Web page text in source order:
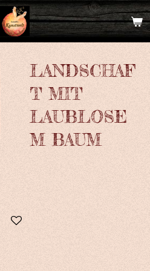
LANDSCHAF
T MIT
LAUBLOSE
M BAUM